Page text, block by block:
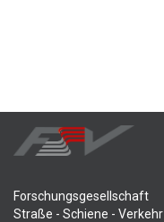
Forschungsgesellschaft
Straße - Schiene - Verkehr